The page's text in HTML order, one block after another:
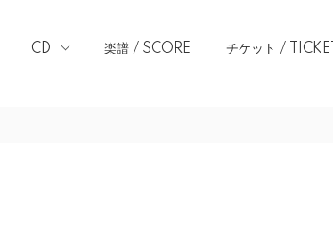
CD 楽譜 / SCORE チケット / TICKET